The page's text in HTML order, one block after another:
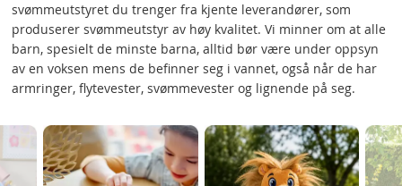
svømmeutstyret du trenger fra kjente leverandører, som
produserer svømmeutstyr av høy kvalitet. Vi minner om at alle
barn, spesielt de minste barna, alltid bør være under oppsyn
av en voksen mens de befinner seg i vannet, også når de har
armringer, flytevester, svømmevester og lignende på seg.